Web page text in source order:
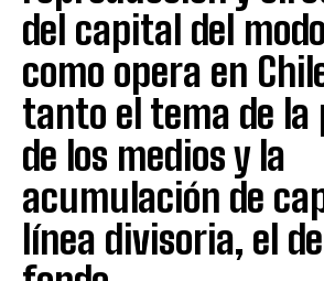
del capital del
como opera en
tanto el tema de la
de los medios y la
acumulación de
línea divisoria, el